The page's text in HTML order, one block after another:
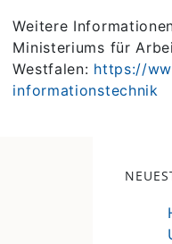
Weitere
Ministeriums für
Westfalen: https://
informationstechnik